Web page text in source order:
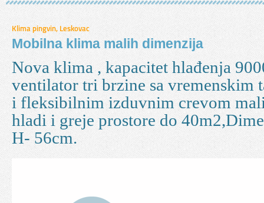
Klima pingvin, Leskovac
Mobilna klima malih dimenzija
Nova klima , kapacitet hlađenja
ventilator tri brzine sa vremenskim
i fleksibilnim izduvnim crevom
hladi i greje prostore do
H- 56cm.